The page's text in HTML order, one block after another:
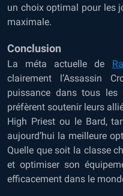
un choix optimal pour les
maximale.
Conclusion
La méta actuelle de
clairement l’Assassin
puissance dans tous
préfèrent soutenir leurs
High Priest ou le Bard,
aujourd’hui la meilleure
Quelle que soit la classe
et optimiser son
efficacement dans le